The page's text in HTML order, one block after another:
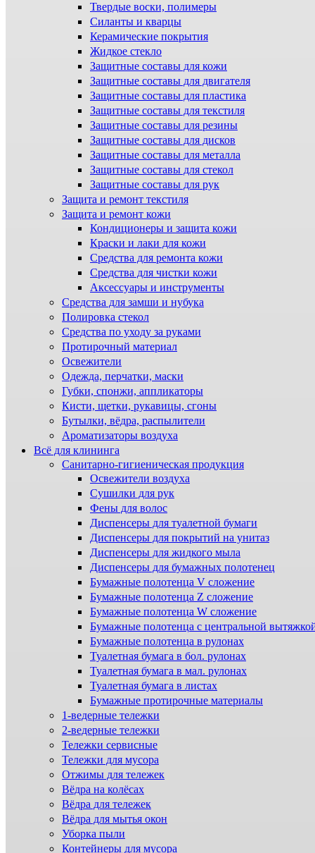
Твердые воски, полимеры
Силанты и кварцы
Керамические покрытия
Жидкое стекло
Защитные составы для кожи
Защитные составы для двигателя
Защитные составы для пластика
Защитные составы для текстиля
Защитные составы для резины
Защитные составы для дисков
Защитные составы для металла
Защитные составы для стекол
Защитные составы для рук
Защита и ремонт текстиля
Защита и ремонт кожи
Кондиционеры и защита кожи
Краски и лаки для кожи
Средства для ремонта кожи
Средства для чистки кожи
Аксессуары и инструменты
Средства для замши и нубука
Полировка стекол
Средства по уходу за руками
Протирочный материал
Освежители
Одежда, перчатки, маски
Губки, спонжи, аппликаторы
Кисти, щетки, рукавицы, сгоны
Бутылки, вёдра, распылители
Ароматизаторы воздуха
Всё для клининга
Санитарно-гигиеническая продукция
Освежители воздуха
Сушилки для рук
Фены для волос
Диспенсеры для туалетной бумаги
Диспенсеры для покрытий на унитаз
Диспенсеры для жидкого мыла
Диспенсеры для бумажных полотенец
Бумажные полотенца V сложение
Бумажные полотенца Z сложение
Бумажные полотенца W сложение
Бумажные полотенца с центральной
Бумажные полотенца в рулонах
Туалетная бумага в бол. рулонах
Туалетная бумага в мал. рулонах
Туалетная бумага в листах
Бумажные протирочные материалы
1-ведерные тележки
2-ведерные тележки
Тележки сервисные
Тележки для мусора
Отжимы для тележек
Вёдра на колёсах
Вёдра для тележек
Вёдра для мытья окон
Уборка пыли
Контейнеры для мусора